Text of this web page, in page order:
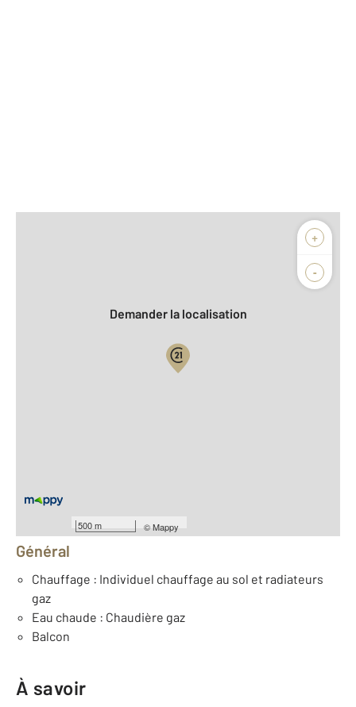
+
-
500 m ©Mappy
Biens vendus
Demander la localisation
Équipements
Général
Chauffage : Individuel chauffage au sol et radiateurs
gaz
Eau chaude : Chaudière gaz
Balcon
À savoir